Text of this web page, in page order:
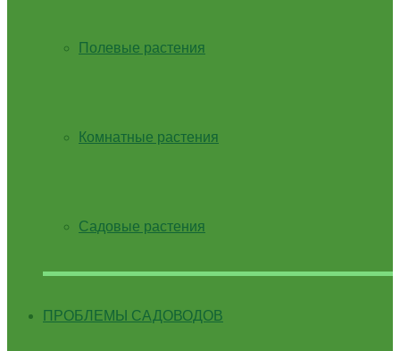
Полевые растения
Комнатные растения
Садовые растения
ПРОБЛЕМЫ САДОВОДОВ